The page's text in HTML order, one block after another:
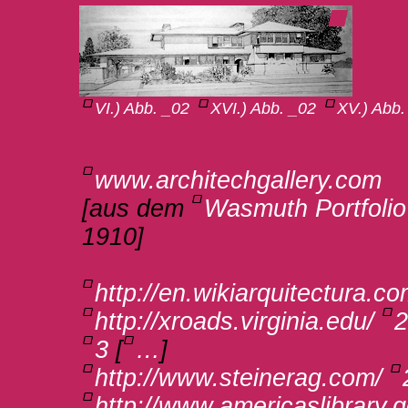
VI.) Abb. _02 XVI.) Abb. _02 XV.)
www.architechgallery.com
[aus dem
Wasmuth Portfolio
1910]
http://
http://xroads.virginia.edu/
2
3 [ … ]
http://www.steinerag.com/